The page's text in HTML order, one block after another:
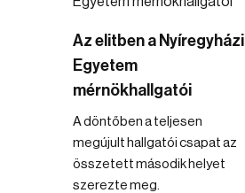
Az elitben a Nyíregyházi
Egyetem
mérnökhallgatói
A döntőben a teljesen
megújult hallgatói csapat az
összetett második helyet
szerezte meg.